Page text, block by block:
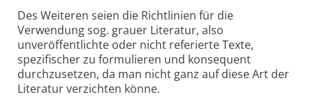
Des Weiteren seien die Richtlinien für die
Verwendung sog. grauer Literatur, also
unveröffentlichte oder nicht referierte Texte,
spezifischer zu formulieren und konsequent
durchzusetzen, da man nicht ganz auf diese Art der
Literatur verzichten könne.